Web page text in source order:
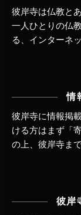
彼岸寺は仏教と
一人ひとりの仏
る、インターネ
情
彼岸寺に情報掲
ける方はまず 「
の上、 彼岸寺ま
彼岸